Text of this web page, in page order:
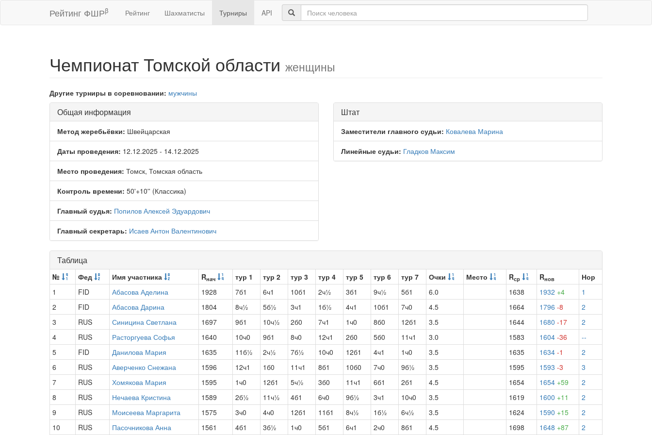
Рейтинг ФШРβ Рейтинг Шахматисты Турниры API
Чемпионат Томской области женщины
Другие турниры в соревновании: мужчины
Общая информация
Метод жеребьёвки: Швейцарская
Даты проведения: 12.12.2025 - 14.12.2025
Место проведения: Томск, Томская область
Контроль времени: 50'+10'' (Классика)
Главный судья: Попилов Алексей Эдуардович
Главный секретарь: Исаев Антон Валентинович
Штат
Заместители главного судьи: Ковалева Марина
Линейные судьи: Гладков Максим
Таблица
№ Фед Имя участника Rнач тур 1 тур 2 тур 3 тур 4 тур 5 тур 6 тур 7 Очки Место Rср Rнов
Нор
1
FID Абасова Аделина 1928 7б1 6ч1 10б1 2ч½ 3б1 9ч½ 5б1 6.0 1638 1932 +4
1
2
FID Абасова Дарина 1804 8ч½ 5б½ 3ч1 1б½ 4ч1 10б1 7ч0 4.5 1664 1796 -8
2
3
RUS Синицина Светлана 1697 9б1 10ч½ 2б0 7ч1 1ч0 8б0 12б1 3.5 1644 1680 -17
2
4
RUS Расторгуева Софья 1640 10ч0 9б1 8ч0 12ч1 2б0 5б0 11ч1 3.0 1583 1604 -36
--
5
FID Данилова Мария 1635 11б½ 2ч½ 7б½ 10ч0 12б1 4ч1 1ч0 3.5 1635 1634 -1
2
6
RUS Аверченко Снежана 1596 12ч1 1б0 11ч1 8б1 10б0 7ч0 9б½ 3.5 1595 1593 -3
3
7
RUS Хомякова Мария 1595 1ч0 12б1 5ч½ 3б0 11ч1 6б1 2б1 4.5 1654 1654 +59
2
8
RUS Нечаева Кристина 1589 2б½ 11ч½ 4б1 6ч0 9б½ 3ч1 10ч0 3.5 1619 1600 +11
2
9
RUS Моисеева Маргарита 1575 3ч0 4ч0 12б1 11б1 8ч½ 1б½ 6ч½ 3.5 1624 1590 +15
2
10
RUS Пасочникова Анна 1561 4б1 3б½ 1ч0 5б1 6ч1 2ч0 8б1 4.5 1698 1648 +87 2